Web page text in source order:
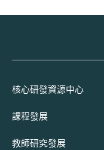
核心研發資源中心
課程發展
教師研究發展